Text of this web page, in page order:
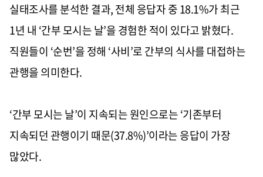
실태조사를 분석한 결과, 전체 응답자 중 18.1%가 최근
1년 내 ‘간부 모시는 날’을 경험한 적이 있다고 밝혔다.
직원들이 ‘순번’을 정해 ‘사비’로 간부의 식사를 대접하는
관행을 의미한다.
‘간부 모시는 날’이 지속되는 원인으로는 ‘기존부터
지속되던 관행이기 때문(37.8%)’이라는 응답이 가장
많았다.